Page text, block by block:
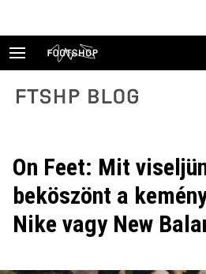
FTSHP blog
On Feet: Mit
beköszönt a
Nike vagy New